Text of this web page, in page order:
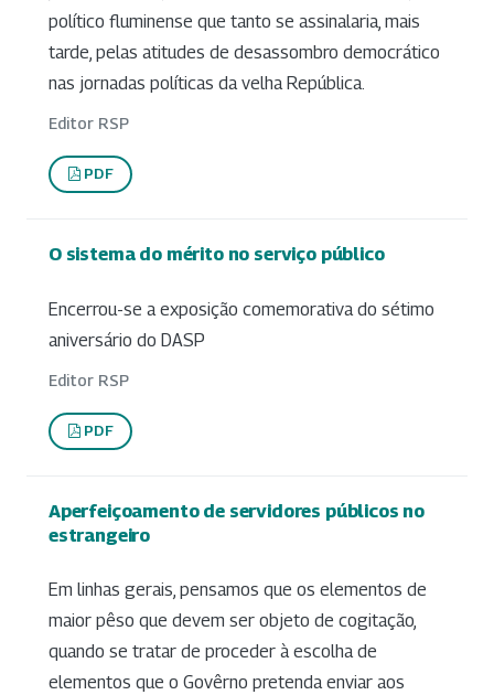
político fluminense que tanto se assinalaria, mais
tarde, pelas atitudes de desassombro democrático
nas jornadas políticas da velha República.
Editor RSP
PDF
O sistema do mérito no serviço público
Encerrou-se a exposição comemorativa do sétimo
aniversário do DASP
Editor RSP
PDF
Aperfeiçoamento de servidores públicos no
estrangeiro
Em linhas gerais, pensamos que os elementos de
maior pêso que devem ser objeto de cogitação,
quando se tratar de proceder à escolha de
elementos que o Govêrno pretenda enviar aos